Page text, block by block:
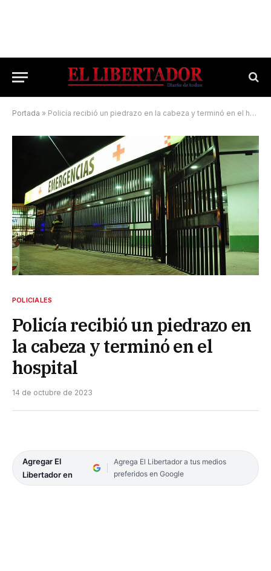
Portada » Policía recibió un piedrazo en la cabeza y terminó en el hospital
POLICIALES
Policía recibió un piedrazo en
la cabeza y terminó en el
hospital
14 de octubre de 2023
Agregar El
Libertador en
Agrega El Libertador a tus medios
preferidos en Google